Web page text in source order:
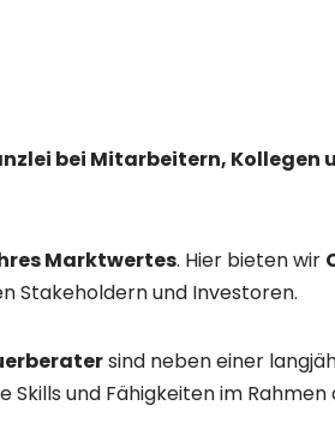
bei Mitarbeitern,
Marktwertes. Hier bieten wir
Stakeholdern und Investoren.
sind neben einer
und Fähigkeiten im